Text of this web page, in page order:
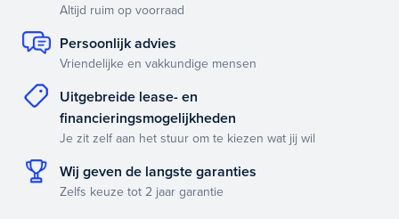
Altijd ruim op voorraad
Persoonlijk advies
Vriendelijke en vakkundige mensen
Uitgebreide lease- en
financieringsmogelijkheden
Je zit zelf aan het stuur om te kiezen wat jij wil
Wij geven de langste garanties
Zelfs keuze tot 2 jaar garantie